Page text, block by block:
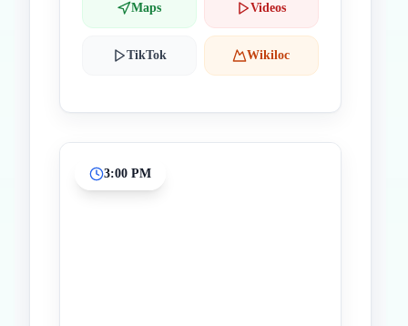
Maps Videos
TikTok Wikiloc
3:00 PM